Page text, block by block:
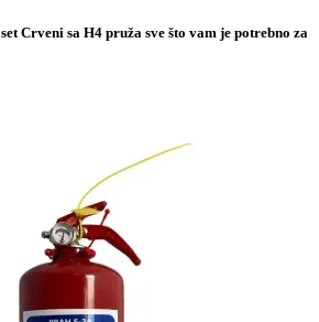
set Crveni sa H4 pruža sve što vam je potrebno za